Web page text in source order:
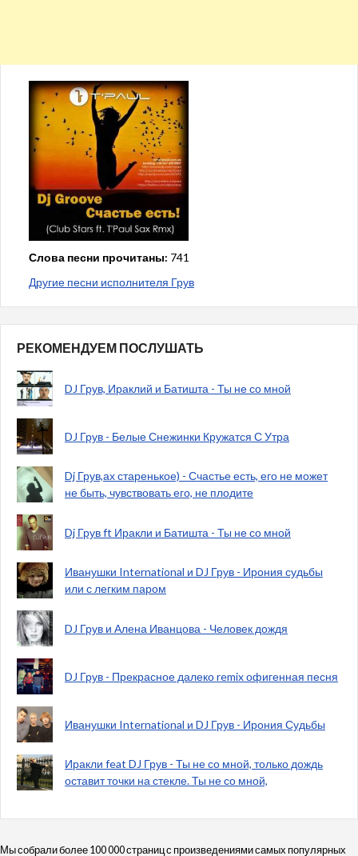
Слова песни прочитаны: 741
Другие песни исполнителя Грув
РЕКОМЕНДУЕМ ПОСЛУШАТЬ
DJ Грув, Ираклий и Батишта - Ты не со мной
DJ Грув - Белые Снежинки Кружатся С Утра
Dj Грув,ах старенькое) - Счастье есть, его не может
не быть, чувствовать его, не плодите
Dj Грув ft Иракли и Батишта - Ты не со мной
Иванушки International и DJ Грув - Ирония судьбы
или с легким паром
DJ Грув и Алена Иванцова - Человек дождя
DJ Грув - Прекрасное далеко remix офигенная песня
Иванушки International и DJ Грув - Ирония Судьбы
Иракли feat DJ Грув - Ты не со мной, только дождь
оставит точки на стекле. Ты не со мной,
Мы собрали более 100 000 страниц с произведениями самых популярных